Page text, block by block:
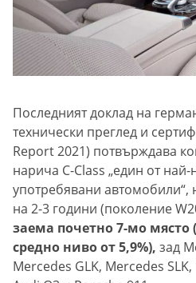
Последният доклад на
технически преглед и
Report 2021) потвърждава
нарича C-Class „един от
употребявани автомобили“,
на 2-3 години (поколение
заема почетно 7-мо място
средно ниво от 5,9%), зад
Mercedes GLK, Mercedes